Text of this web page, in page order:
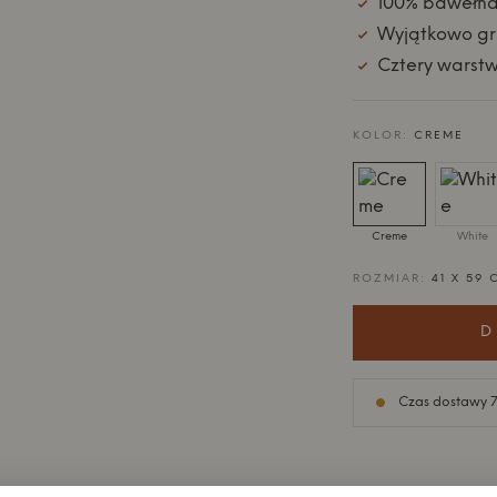
Wyjątkowo
Cztery
KOLOR: CREME
Creme White
ROZMIAR: 41 X 59
Czas dostawy